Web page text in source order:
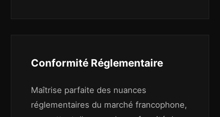
Conformité Réglementaire
Maîtrise parfaite des nuances
réglementaires du marché francophone,